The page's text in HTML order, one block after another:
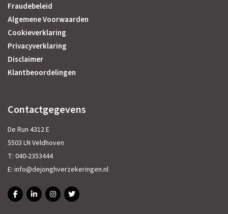
Fraudebeleid
Algemene Voorwaarden
Cookieverklaring
Privacyverklaring
Disclaimer
Klantbeoordelingen
Contactgegevens
De Run 4312 E
5503 LN Veldhoven
T: 040-2353444
E: info@dejonghverzekeringen.nl